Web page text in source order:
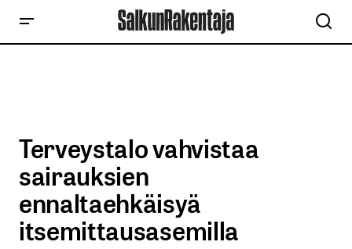
Terveystalo vahvistaa
sairauksien
ennaltaehkäisyä
itsemittausasemilla